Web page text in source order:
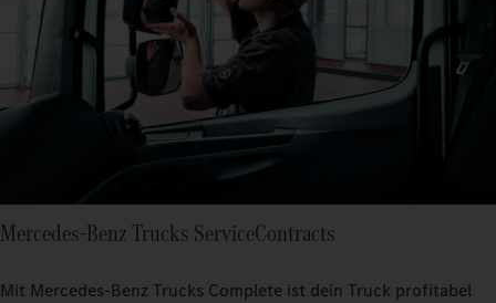
Mercedes‑Benz Trucks ServiceContracts
Mit Mercedes‑Benz Trucks Complete ist dein Truck profitabel